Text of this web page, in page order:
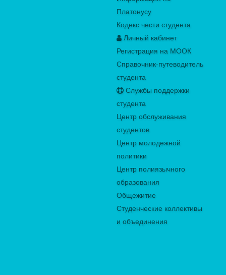
Платонусу
Кодекс чести студента
Личный кабинет
Регистрация на МООК
Справочник-путеводитель
студента
Службы поддержки
студента
Центр обслуживания
студентов
Центр молодежной
политики
Центр полиязычного
образования
Общежитие
Студенческие коллективы
и объединения